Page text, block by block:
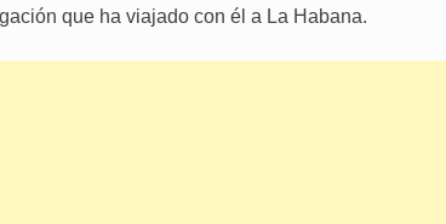
que ha viajado con él a La Habana.